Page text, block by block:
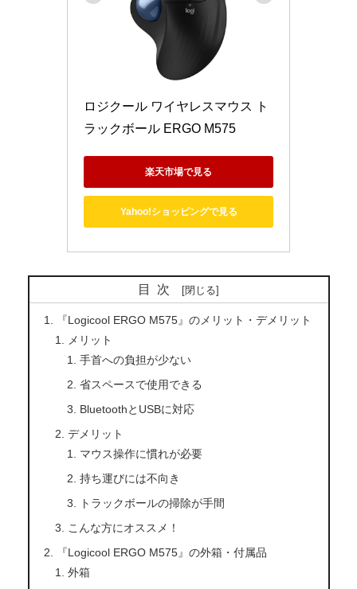
ロジクール ワイヤレスマウス ト
ラックボール ERGO M575
楽天市場で見る
Yahoo!ショッピングで見る
目次
『Logicool ERGO M575』のメリット・デメリット
メリット
手首への負担が少ない
省スペースで使用できる
BluetoothとUSBに対応
デメリット
マウス操作に慣れが必要
持ち運びには不向き
トラックボールの掃除が手間
こんな方にオススメ！
『Logicool ERGO M575』の外箱・付属品
外箱